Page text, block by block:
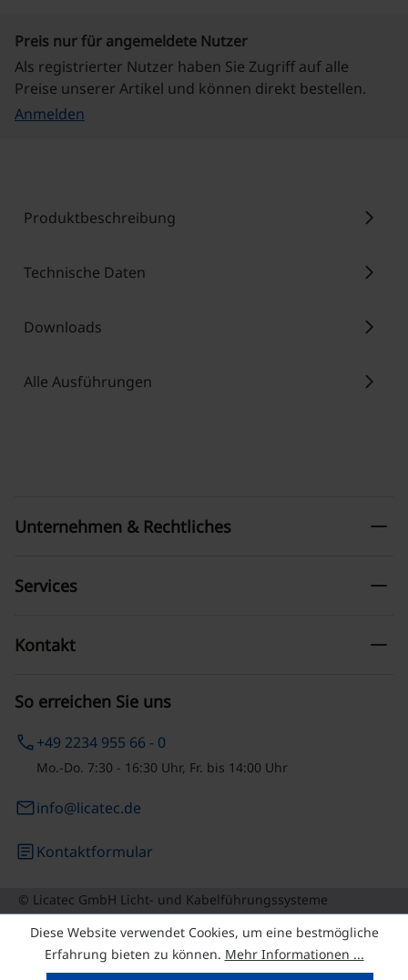
Preis nur für angemeldete Nutzer
Als registrierter Nutzer haben Sie Zugriff auf alle
Preise unserer Artikel und können direkt bestellen.
Anmelden
Produktbeschreibung chevron_right
Technische Daten chevron_right
Downloads chevron_right
Alle Ausführungen chevron_right
So erreichen Sie uns
phone+49 2234 955 66 - 0
Mo.-Do. 7:30 - 16:30 Uhr, Fr. bis 14:00 Uhr
emailinfo@licatec.de
articleKontaktformular
Unternehmen & Rechtliches remove
Services remove
Kontakt remove
© Licatec GmbH Licht- und Kabelführungssysteme
Diese Website verwendet Cookies, um eine bestmögliche
Erfahrung bieten zu können. Mehr Informationen ...